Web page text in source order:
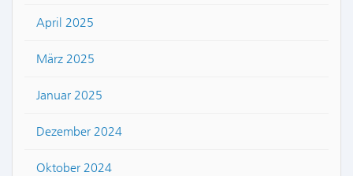
April 2025
März 2025
Januar 2025
Dezember 2024
Oktober 2024